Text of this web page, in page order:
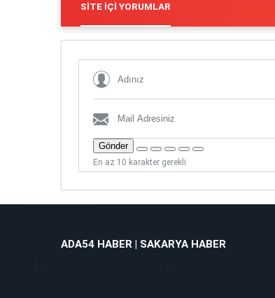
SITE İÇI YORUMLAR
Gönder
En az 10 karakter gerekli
ADA54 HABER | SAKARYA HABER